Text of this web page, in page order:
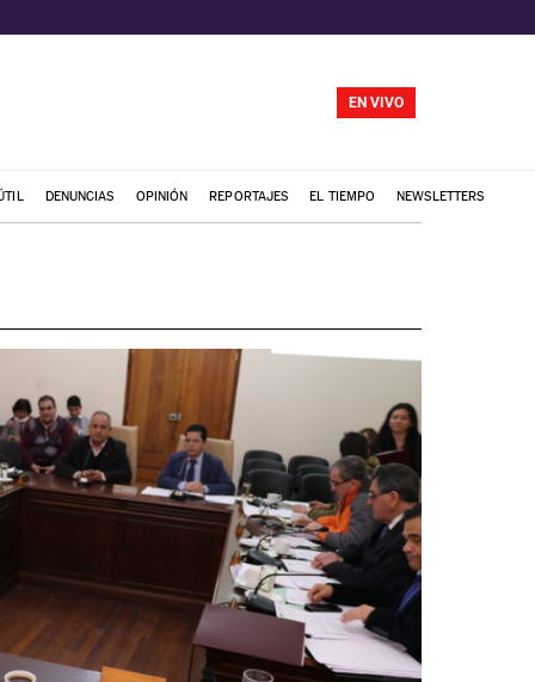
EN VIVO
DENUNCIAS OPINIÓN REPORTAJES EL TIEMPO NEWSLETTERS